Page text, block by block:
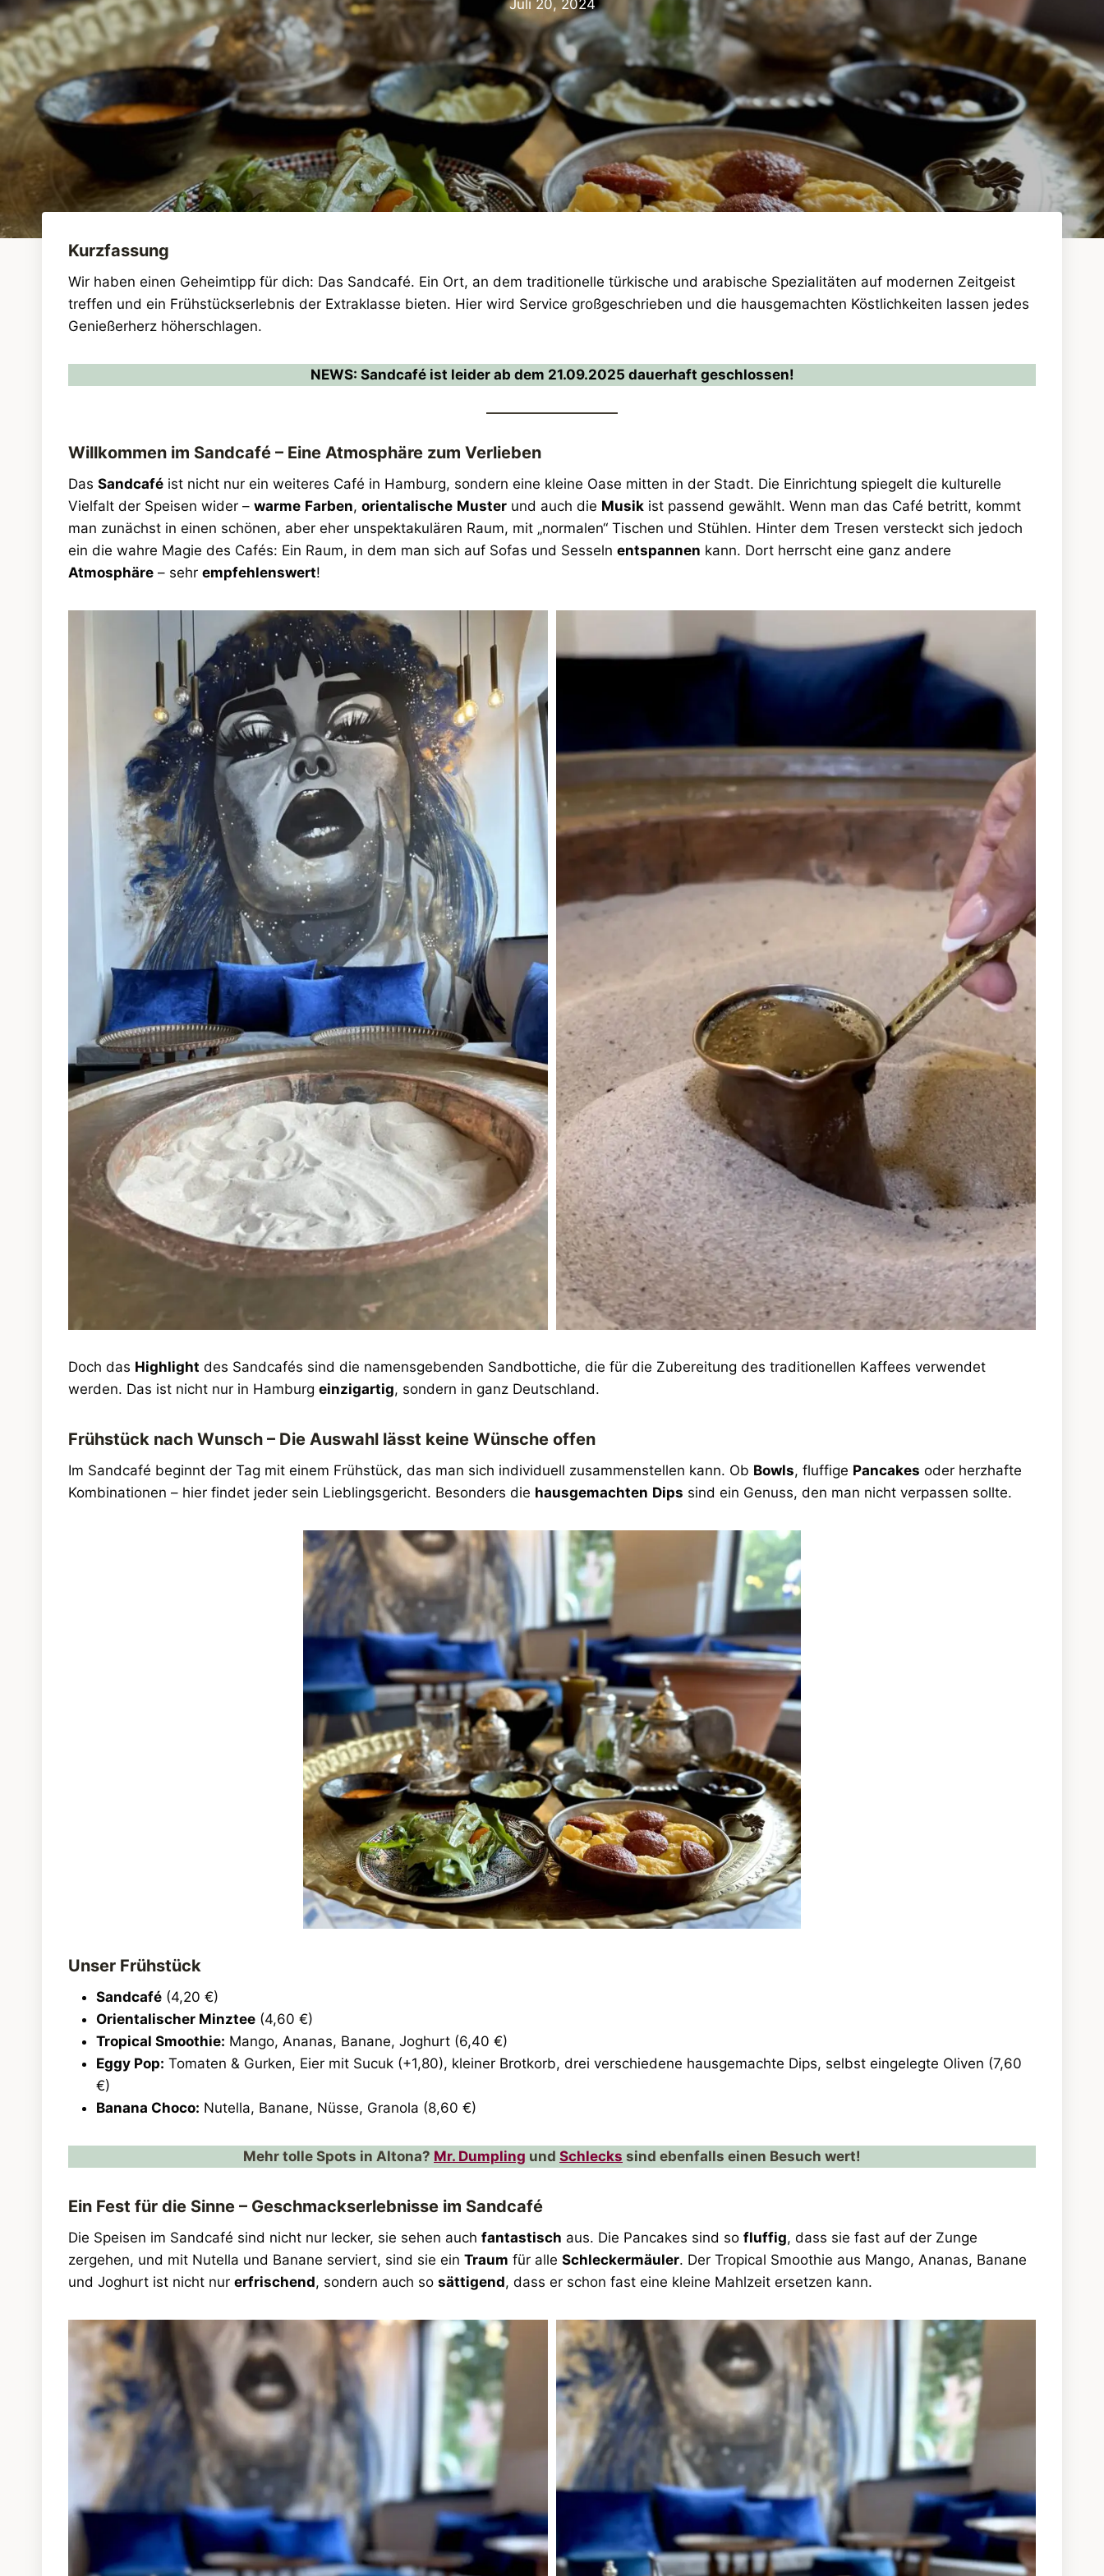
Juli 20, 2024
Kurzfassung
Wir haben einen Geheimtipp für dich: Das Sandcafé. Ein Ort, an dem traditionelle türkische und arabische Spezialitäten auf modernen Zeitgeist
treffen und ein Frühstückserlebnis der Extraklasse bieten. Hier wird Service großgeschrieben und die hausgemachten Köstlichkeiten lassen jedes
Genießerherz höherschlagen.
NEWS: Sandcafé ist leider ab dem 21.09.2025 dauerhaft geschlossen!
Willkommen im Sandcafé – Eine Atmosphäre zum Verlieben
Das Sandcafé ist nicht nur ein weiteres Café in Hamburg, sondern eine kleine Oase mitten in der Stadt. Die Einrichtung spiegelt die kulturelle
Vielfalt der Speisen wider – warme Farben, orientalische Muster und auch die Musik ist passend gewählt. Wenn man das Café betritt, kommt
man zunächst in einen schönen, aber eher unspektakulären Raum, mit „normalen“ Tischen und Stühlen. Hinter dem Tresen versteckt sich jedoch
ein die wahre Magie des Cafés: Ein Raum, in dem man sich auf Sofas und Sesseln entspannen kann. Dort herrscht eine ganz andere
Atmosphäre – sehr empfehlenswert!
Doch das Highlight des Sandcafés sind die namensgebenden Sandbottiche, die für die Zubereitung des traditionellen Kaffees verwendet
werden. Das ist nicht nur in Hamburg einzigartig, sondern in ganz Deutschland.
Frühstück nach Wunsch – Die Auswahl lässt keine Wünsche offen
Im Sandcafé beginnt der Tag mit einem Frühstück, das man sich individuell zusammenstellen kann. Ob Bowls, fluffige Pancakes oder herzhafte
Kombinationen – hier findet jeder sein Lieblingsgericht. Besonders die hausgemachten Dips sind ein Genuss, den man nicht verpassen sollte.
Unser Frühstück
Sandcafé (4,20 €)
Orientalischer Minztee (4,60 €)
Tropical Smoothie: Mango, Ananas, Banane, Joghurt (6,40 €)
Eggy Pop: Tomaten & Gurken, Eier mit Sucuk (+1,80), kleiner Brotkorb, drei verschiedene hausgemachte Dips, selbst eingelegte Oliven (7,60
€)
Banana Choco: Nutella, Banane, Nüsse, Granola (8,60 €)
Mehr tolle Spots in Altona? Mr. Dumpling und Schlecks sind ebenfalls einen Besuch wert!
Ein Fest für die Sinne – Geschmackserlebnisse im Sandcafé
Die Speisen im Sandcafé sind nicht nur lecker, sie sehen auch fantastisch aus. Die Pancakes sind so fluffig, dass sie fast auf der Zunge
zergehen, und mit Nutella und Banane serviert, sind sie ein Traum für alle Schleckermäuler. Der Tropical Smoothie aus Mango, Ananas, Banane
und Joghurt ist nicht nur erfrischend, sondern auch so sättigend, dass er schon fast eine kleine Mahlzeit ersetzen kann.